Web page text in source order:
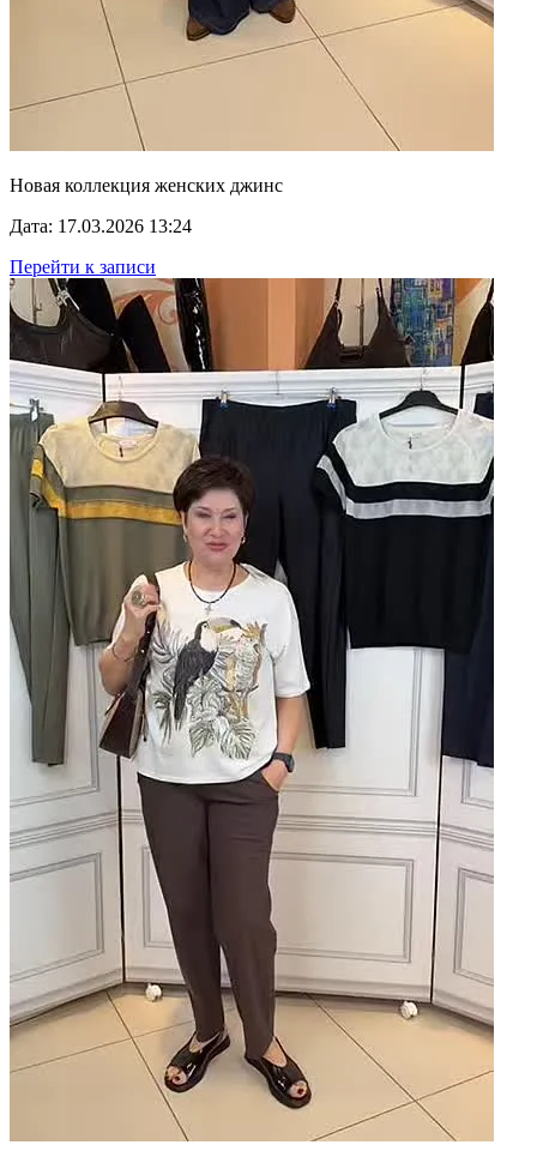
Новая коллекция женских джинс
Дата: 17.03.2026 13:24
Перейти к записи